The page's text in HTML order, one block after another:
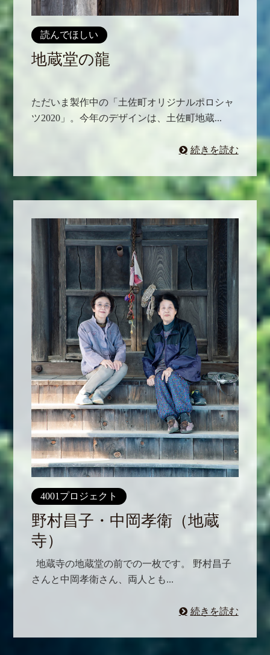
読んでほしい
地蔵堂の龍
ただいま製作中の「土佐町オリジナルポロシャ
ツ2020」。今年のデザインは、土佐町地蔵...
続きを読む
4001プロジェクト
野村昌子・中岡孝衛（地蔵
寺）
地蔵寺の地蔵堂の前での一枚です。 野村昌子
さんと中岡孝衛さん、両人とも...
続きを読む